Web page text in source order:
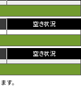
ご利用中
ご利用中
す。